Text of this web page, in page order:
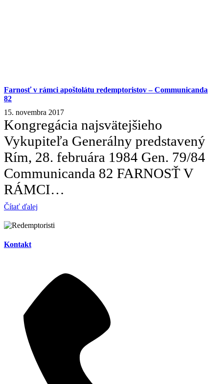
Farnosť v rámci apoštolátu redemptoristov – Communicanda
82
15. novembra 2017
Kongregácia najsvätejšieho
Vykupiteľa Generálny predstavený
Rím, 28. februára 1984 Gen. 79/84
Communicanda 82 FARNOSŤ V
RÁMCI…
Čítať ďalej
Kontakt